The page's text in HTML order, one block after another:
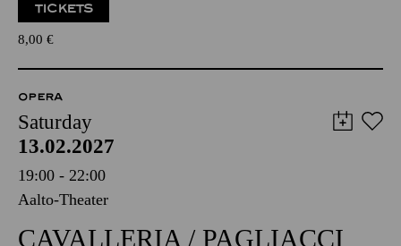
TICKETS
8,00 €
OPERA
Saturday
13.02.2027
19:00 - 22:00
Aalto-Theater
CAVALLERIA / PAGLIACCI